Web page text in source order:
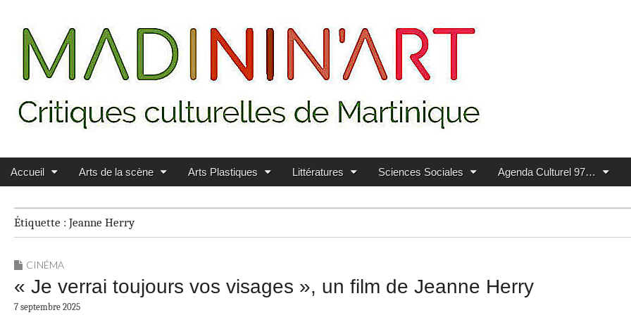
MADININ'ART
Main menu
Skip to content
Accueil Arts de la scène Arts Plastiques Littératures Sciences Sociales Agenda Culturel 97…
Étiquette : Jeanne Herry
CINÉMA
« Je verrai toujours vos visages », un film de Jeanne Herry
7 septembre 2025